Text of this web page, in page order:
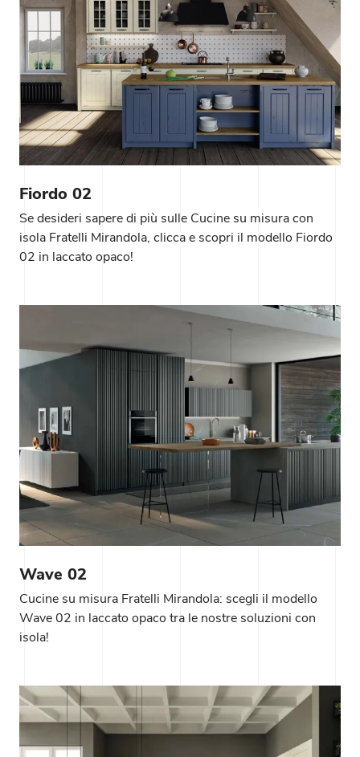
Fiordo 02
Se desideri sapere di più sulle Cucine su misura con
isola Fratelli Mirandola, clicca e scopri il modello Fiordo
02 in laccato opaco!
Wave 02
Cucine su misura Fratelli Mirandola: scegli il modello
Wave 02 in laccato opaco tra le nostre soluzioni con
isola!